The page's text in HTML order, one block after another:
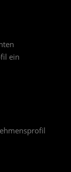
ein